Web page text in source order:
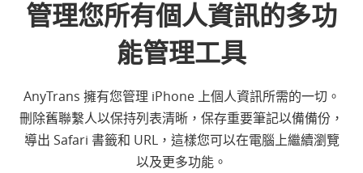
管理您所有個人資訊的多功
能管理工具
AnyTrans 擁有您管理 iPhone 上個人資訊所需的一切。
刪除舊聯繫人以保持列表清晰，保存重要筆記以備備份，
導出 Safari 書籤和 URL，這樣您可以在電腦上繼續瀏覽
以及更多功能。